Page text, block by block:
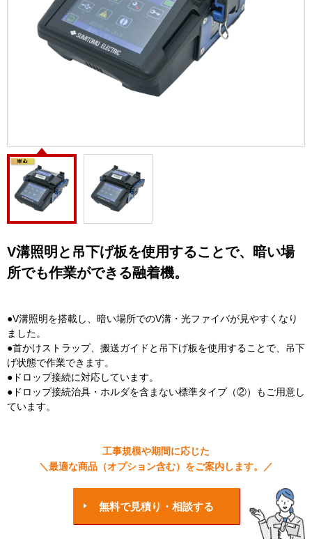
V溝照明と吊下げ板を使用することで、暗い場
所でも作業ができる融着機。
●V溝照明を搭載し、暗い場所でのV溝・光ファイバが見やすくなり
ました。
●首かけストラップ、搬送ガイドと吊下げ板を使用することで、吊下
げ状態で作業できます。
●ドロップ接続に対応しています。
●ドロップ接続治具・ホルダを含まない標準タイプ（②）もご用意し
ています。
工事規模や期間に応じた
＼最適な商品（オプション含む）をご案内します。／
無料で見積り・相談する